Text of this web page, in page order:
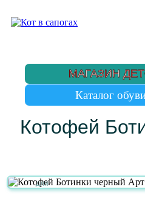
МАГАЗИН
Котофей
для
мальчиков